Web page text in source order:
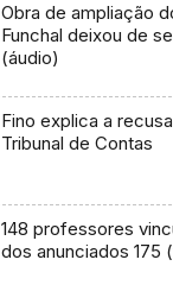
Obra de ampliação
Funchal deixou de
(áudio)
Fino explica a
Tribunal de Contas
148 professores
dos anunciados 175